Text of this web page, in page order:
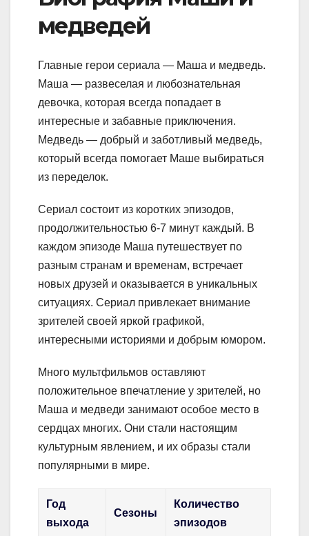
медведей
Главные герои сериала — Маша и медведь.
Маша — развеселая и любознательная
девочка, которая всегда попадает в
интересные и забавные приключения.
Медведь — добрый и заботливый медведь,
который всегда помогает Маше выбираться
из переделок.
Сериал состоит из коротких эпизодов,
продолжительностью 6-7 минут каждый. В
каждом эпизоде Маша путешествует по
разным странам и временам, встречает
новых друзей и оказывается в уникальных
ситуациях. Сериал привлекает внимание
зрителей своей яркой графикой,
интересными историями и добрым юмором.
Много мультфильмов оставляют
положительное впечатление у зрителей, но
Маша и медведи занимают особое место в
сердцах многих. Они стали настоящим
культурным явлением, и их образы стали
популярными в мире.
Год
выхода
Сезоны
Количество
эпизодов